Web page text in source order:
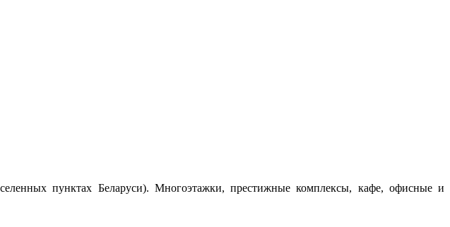
пунктах Беларуси). Многоэтажки, престижные комплексы, кафе, офисные и